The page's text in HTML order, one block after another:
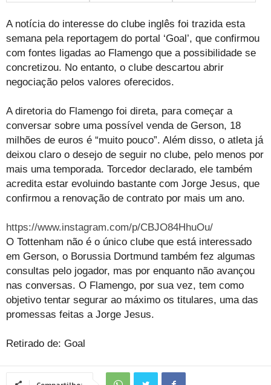
A notícia do interesse do clube inglês foi trazida esta
semana pela reportagem do portal ‘Goal’, que confirmou
com fontes ligadas ao Flamengo que a possibilidade se
concretizou. No entanto, o clube descartou abrir
negociação pelos valores oferecidos.
A diretoria do Flamengo foi direta, para começar a
conversar sobre uma possível venda de Gerson, 18
milhões de euros é “muito pouco”. Além disso, o atleta já
deixou claro o desejo de seguir no clube, pelo menos por
mais uma temporada. Torcedor declarado, ele também
acredita estar evoluindo bastante com Jorge Jesus, que
confirmou a renovação de contrato por mais um ano.
https://www.instagram.com/p/CBJO84HhuOu/
O Tottenham não é o único clube que está interessado
em Gerson, o Borussia Dortmund também fez algumas
consultas pelo jogador, mas por enquanto não avançou
nas conversas. O Flamengo, por sua vez, tem como
objetivo tentar segurar ao máximo os titulares, uma das
promessas feitas a Jorge Jesus.
Retirado de: Goal